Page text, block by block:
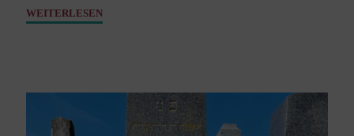
WEITERLESEN"Nussbaum
Dezember